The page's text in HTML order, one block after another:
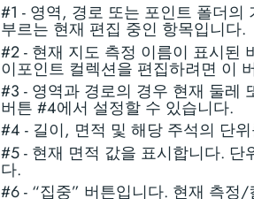
#1 - 영역, 경로 또는 포인트 폴더
부르는 현재 편집 중인 항목입니다.
#2 - 현재 지도 측정 이름이 표시된
이포인트 컬렉션을 편집하려면 이
#3 - 영역과 경로의 경우 현재 둘레
버튼 #4에서 설정할 수 있습니다.
#4 - 길이, 면적 및 해당 주석의 단
#5 - 현재 면적 값을 표시합니다.
다.
#6 - “집중” 버튼입니다. 현재 측